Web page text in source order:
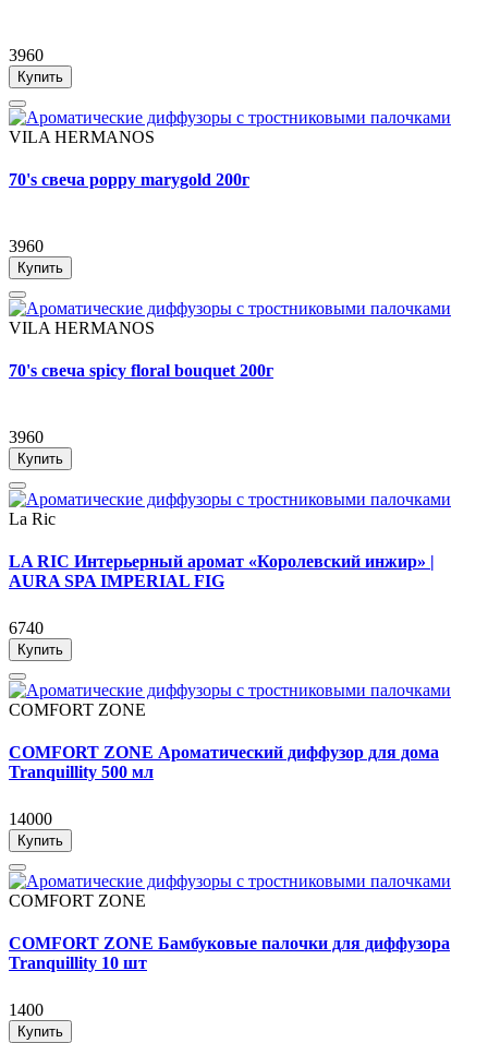
3960
Купить
VILA HERMANOS
70's свеча poppy marygold 200г
3960
Купить
VILA HERMANOS
70's свеча spicy floral bouquet 200г
3960
Купить
La Ric
LA RIC Интерьерный аромат «Королевский инжир» |
AURA SPA IMPERIAL FIG
6740
Купить
COMFORT ZONE
COMFORT ZONE Ароматический диффузор для дома
Tranquillity 500 мл
14000
Купить
COMFORT ZONE
COMFORT ZONE Бамбуковые палочки для диффузора
Tranquillity 10 шт
1400
Купить